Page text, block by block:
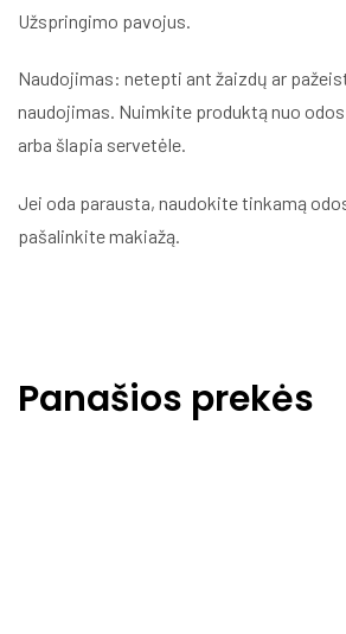
Užspringimo pavojus.
Naudojimas: netepti ant žaizdų ar
naudojimas. Nuimkite produktą nuo
arba šlapia servetėle.
Jei oda parausta, naudokite tinkamą
pašalinkite makiažą.
Panašios prekės